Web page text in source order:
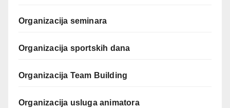
Organizacija seminara
Organizacija sportskih dana
Organizacija Team Building
Organizacija usluga animatora